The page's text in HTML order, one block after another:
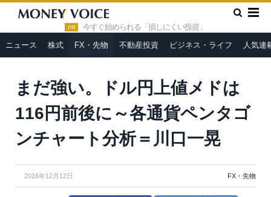
PR 今すぐ始められる「損しにくい投資」
ニュース 株式 FX・先物 不動産投資 ビジネス・ライフ 人気連
HOME » FX・先物 »
まだ強い。ドル円上値メドは116円前後に
～各通貨ペンタゴンチャート分析＝川口一晃
まだ強い。ドル円上値メドは
116円前後に～各通貨ペンタゴ
ンチャート分析＝川口一晃
2016年12月12日 FX・先物